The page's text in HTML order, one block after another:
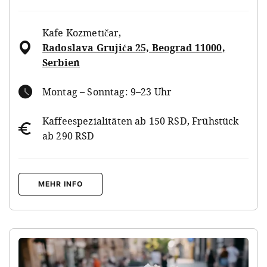
Kafe Kozmetičar,
Radoslava Grujića 25, Beograd 11000,
Serbien
Montag – Sonntag: 9–23 Uhr
Kaffeespezialitäten ab 150 RSD, Frühstück
ab 290 RSD
MEHR INFO